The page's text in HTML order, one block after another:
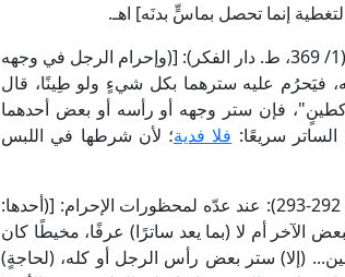
إنما تحصل بماسٍّ بدنَه] اهـ.
وقال العلامة شهاب الدين النفراوي المالكي في "الفواكه الدواني" (1/ 369، ط. دار الفكر): [(وإحرام الرجل في وجهه
فيَحرُم عليه سترهما بكل شيءٍ ولو طِينًا، قال
فإن ستر وجهه أو رأسه أو بعض أحدهما
سريعًا: فلا فدية؛ لأن شرطها في اللبس
وقال العلامة الخطيب الشربيني الشافعي في "مغني المحتاج" (2/ 292-293): عند عدّه لمحظورات الإحرام: [(أحدها:
الآخر أم لا (بما يعد ساترًا) عرفًا، مخيطًا كان
(إلا) ستر بعض رأس الرجل أو كله، (لحاجةٍ)